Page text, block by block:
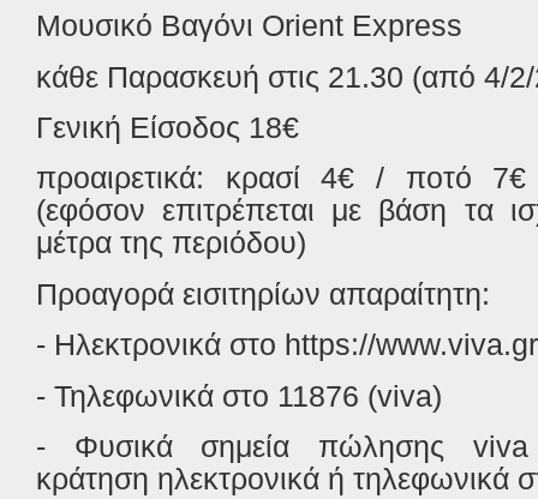
Μουσικό Βαγόνι Orient Express
κάθε Παρασκευή στις 21.30 (από 4/
Γενική Είσοδος 18€
προαιρετικά: κρασί 4€ / ποτό
(εφόσον επιτρέπεται με βάση τα
μέτρα της περιόδου)
Προαγορά εισιτηρίων απαραίτητη:
- Ηλεκτρονικά στο https://
- Τηλεφωνικά στο 11876 (viva)
- Φυσικά σημεία πώλησης viva
κράτηση ηλεκτρονικά ή τηλεφωνικά